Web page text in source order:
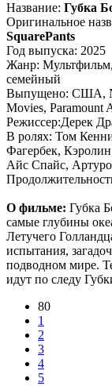
Название: Губка
Оригинальное
SquarePants
Год выпуска: 2025
Жанр:
семейный
Выпущено: США,
Movies, Paramount
Режиссер:Дерек
В ролях: Том
Фагербек,
Айс Спайс,
О фильме: Губка
самые глубины
Летучего
испытания,
подводном мире.
идут по следу
80
1
2
3
4
5